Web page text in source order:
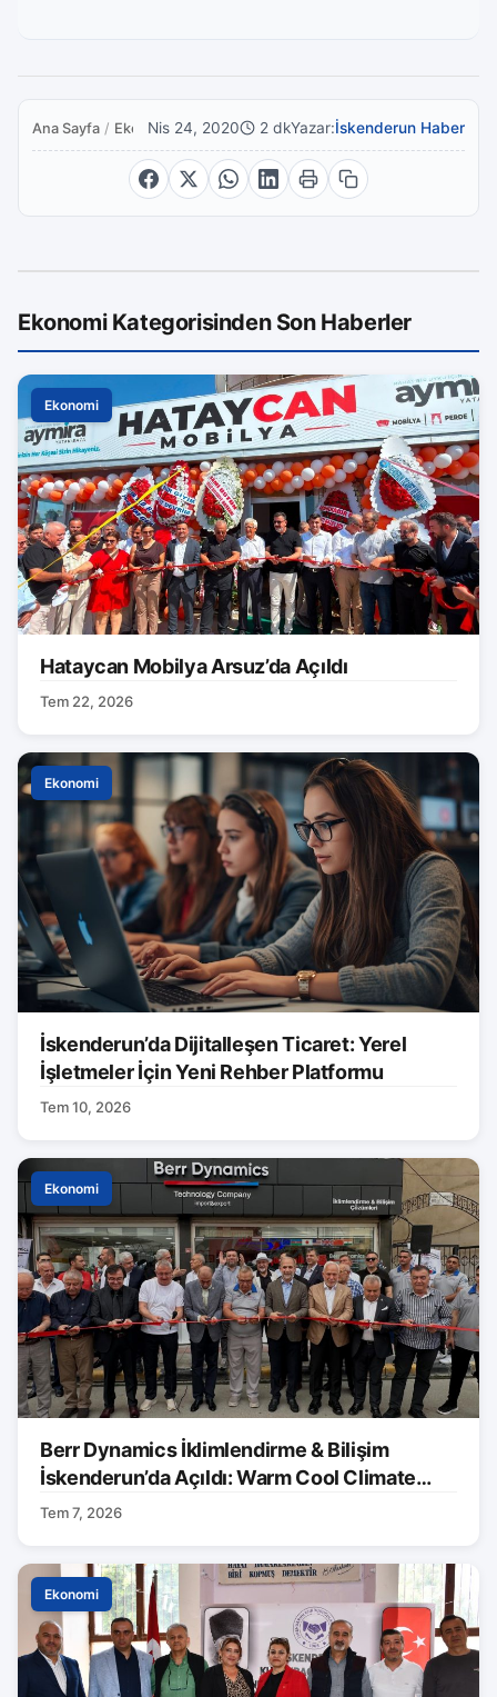
Ana Sayfa / EkonomiNis 24, 2020 2 dkYazar:İskenderun Haber
Ekonomi Kategorisinden Son Haberler
Ekonomi
Hataycan Mobilya Arsuz’da Açıldı
Tem 22, 2026
Ekonomi
İskenderun’da Dijitalleşen Ticaret: Yerel
İşletmeler İçin Yeni Rehber Platformu
Tem 10, 2026
Ekonomi
Berr Dynamics İklimlendirme & Bilişim
İskenderun’da Açıldı: Warm Cool Climate
Markası Tanıtıldı
Tem 7, 2026
Ekonomi